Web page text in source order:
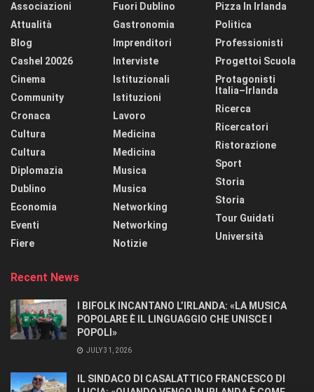
Associazioni
Attualità
Blog
Cashel 20026
Cinema
Community
Cronaca
Cultura
Cultura
Diplomazia
Dublino
Economia
Eventi
Fiere
Fuori Dublino
Gastronomia
Imprenditori
Interviste
Istituzionali
Istituzioni
Lavoro
Medicina
Medicina
Musica
Musica
Networking
Networking
Notizie
Pizza In Irlanda
Politica
Professionisti
Progettoi Scuola
Protagonisti
Italia–Irlanda
Ricerca
Ricercatori
Ristorazione
Sport
Storia
Storia
Tour Guidati
Università
Recent News
I BIFOLK INCANTANO L’IRLANDA: «LA MUSICA
POPOLARE È IL LINGUAGGIO CHE UNISCE I
POPOLI»
JULY 31, 2026
IL SINDACO DI CASALATTICO FRANCESCO DI